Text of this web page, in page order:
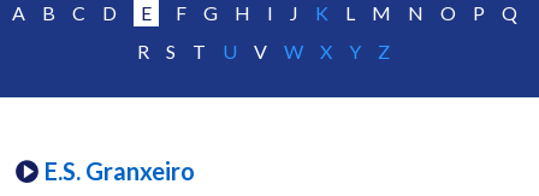
A B C D E F G H I J K L M N O P
Q
R
S T U V W X Y Z
E.S. Granxeiro